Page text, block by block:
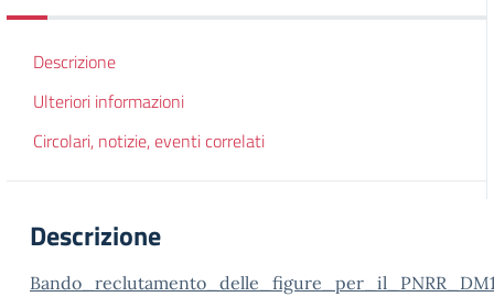
Descrizione
Ulteriori informazioni
Circolari, notizie, eventi correlati
Descrizione